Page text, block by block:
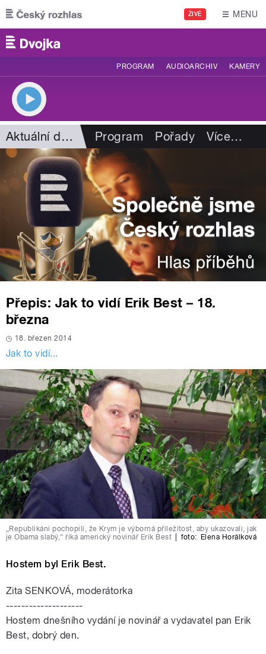
Přejít k hlavnímu obsahu
ŽIVĚ MENU
PROGRAM AUDIOARCHIV KAMERY
Aktuální dění Program Pořady Více…
Přepis: Jak to vidí Erik Best – 18.
března
18. březen 2014
Jak to vidí...
„Republikáni pochopili, že Krym je výborná příležitost, aby ukazovali, jak
je Obama slabý,“ říká americký novinář Erik Best
foto: Elena Horálková
Hostem byl Erik Best.
Zita SENKOVÁ, moderátorka
--------------------
Hostem dnešního vydání je novinář a vydavatel pan Erik
Best, dobrý den.